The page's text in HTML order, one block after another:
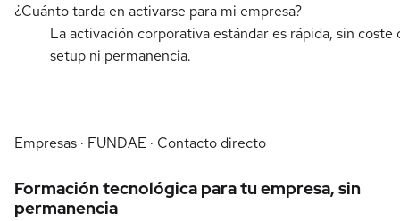
¿Cuánto tarda en activarse para mi empresa?
La activación corporativa estándar es rápida, sin coste
setup ni permanencia.
Empresas · FUNDAE · Contacto directo
Formación tecnológica para tu empresa, sin
permanencia